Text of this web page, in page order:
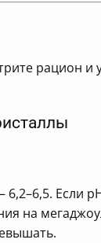
рацион
Если
на